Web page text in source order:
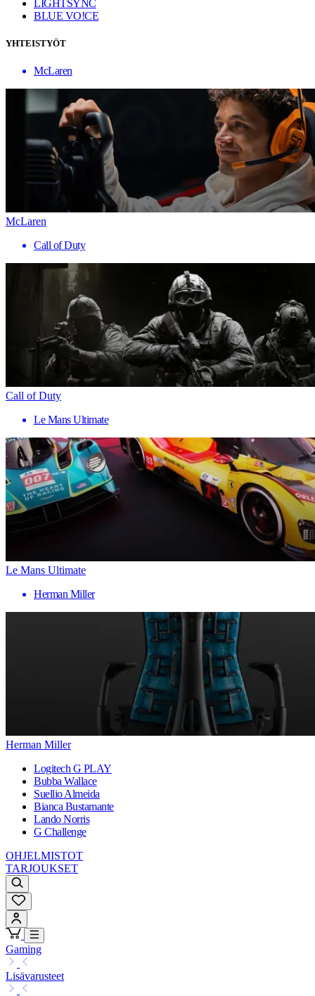
LIGHTSYNC
BLUE VO!CE
YHTEISTYÖT
McLaren
McLaren
Call of Duty
Call of Duty
Le Mans Ultimate
Le Mans Ultimate
Herman Miller
Herman Miller
Logitech G PLAY
Bubba Wallace
Suellio Almeida
Bianca Bustamante
Lando Norris
G Challenge
OHJELMISTOT
TARJOUKSET
Gaming
Lisävarusteet